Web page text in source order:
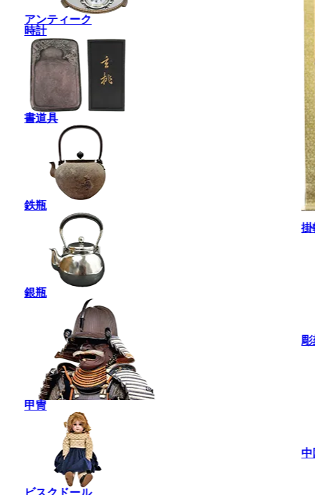
アンティーク
時計
書道具
鉄瓶
銀瓶
甲冑
掛
彫
中